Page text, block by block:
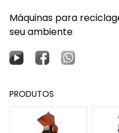
Máquinas para
seu ambiente
PRODUTOS